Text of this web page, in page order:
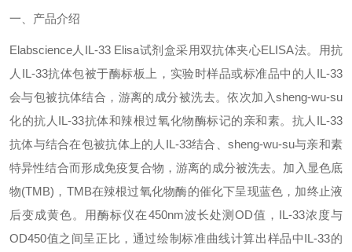
一、 产品介绍
Elabscience人 IL-33 Elisa试剂盒采用双抗体夹心ELISA法。用抗
人 IL-33抗体包被于酶标板上，实验时样品或标准品中的人 IL-33
会与包被抗体结合，游离的成分被洗去。依次加入sheng-wu-su
化的抗人 IL-33抗体和辣根过氧化物酶标记的亲和素。抗人 IL-33
抗体与结合在包被抗体上的人 IL-33结合、 sheng-wu-su与亲和素
特异性结合而形成免疫复合物，游离的成分被洗去。加入显色底
物(TMB) ， TMB在辣根过氧化物酶的催化下呈现蓝色，加终止液
后变成黄色。用酶标仪在450nm波长处测 OD值， IL-33浓度与
OD450值之间呈正比，通过绘制标准曲线计算出样品中IL-33的